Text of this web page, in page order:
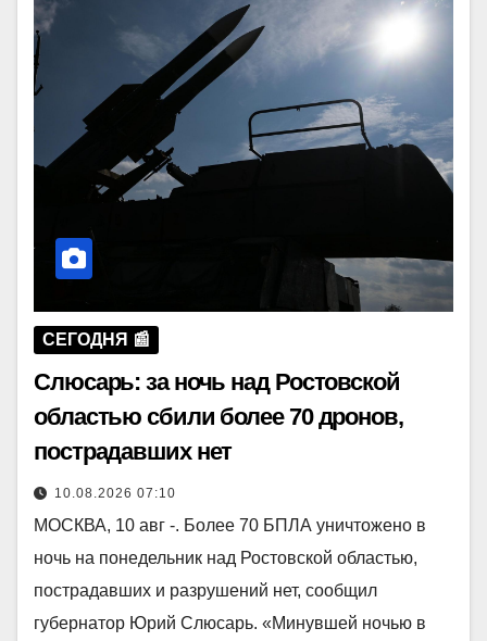
СЕГОДНЯ 📰
Слюсарь: за ночь над Ростовской
областью сбили более 70 дронов,
пострадавших нет
10.08.2026 07:10
МОСКВА, 10 авг -. Более 70 БПЛА уничтожено в
ночь на понедельник над Ростовской областью,
пострадавших и разрушений нет, сообщил
губернатор Юрий Слюсарь. «Минувшей ночью в